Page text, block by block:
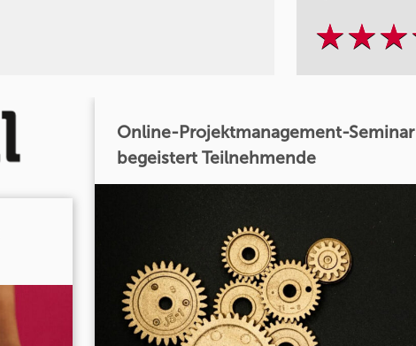
Online-Projektmanagement-Seminar
begeistert Teilnehmende